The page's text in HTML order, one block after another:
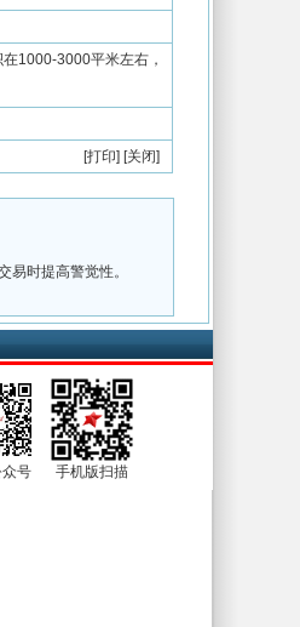
1000-3000平米左右，
[打印] [关闭]
时提高警觉性。
号 手机版扫描